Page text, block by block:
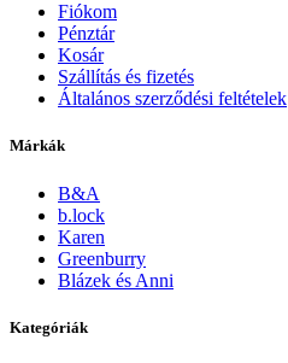
Fiókom
Pénztár
Kosár
Szállítás és fizetés
Általános szerződési feltételek
Márkák
B&A
b.lock
Karen
Greenburry
Blázek és Anni
Kategóriák